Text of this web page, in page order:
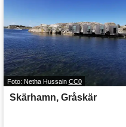
Foto: Netha Hussain CC0
Skärhamn, Gråskär